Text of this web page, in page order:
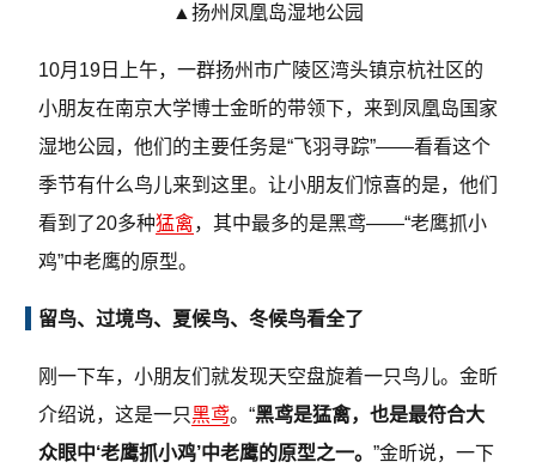
▲扬州凤凰岛湿地公园
10月19日上午，一群扬州市广陵区湾头镇京杭社区的
小朋友在南京大学博士金昕的带领下，来到凤凰岛国家
湿地公园，他们的主要任务是“飞羽寻踪”——看看这个
季节有什么鸟儿来到这里。让小朋友们惊喜的是，他们
看到了20多种猛禽，其中最多的是黑鸢——“老鹰抓小
鸡”中老鹰的原型。
留鸟、过境鸟、夏候鸟、冬候鸟看全了
刚一下车，小朋友们就发现天空盘旋着一只鸟儿。金昕
介绍说，这是一只黑鸢。“黑鸢是猛禽，也是最符合大
众眼中‘老鹰抓小鸡’中老鹰的原型之一。 ”金昕说，一下